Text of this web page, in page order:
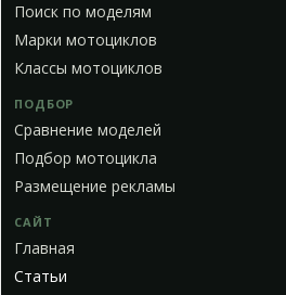
Поиск по моделям
Марки мотоциклов
Классы мотоциклов
ПОДБОР
Сравнение моделей
Подбор мотоцикла
Размещение рекламы
САЙТ
Главная
Статьи